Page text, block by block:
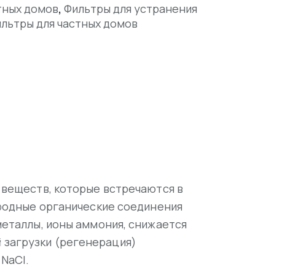
домов,Фильтры для устранения
для частных домов
которые встречаются в
органические соединения
ионы аммония, снижается
(регенерация)